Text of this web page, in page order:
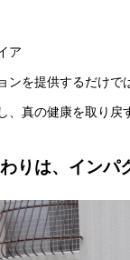
ア
を提供するだけで
、真の健康を取り戻
りは、インパ